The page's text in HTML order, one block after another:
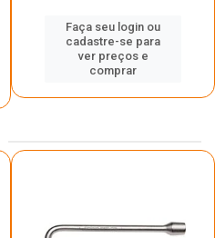
Faça seu login ou
cadastre-se para
ver preços e
comprar